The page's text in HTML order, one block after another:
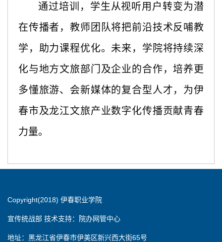
通过培训，学生从视听用户 转变为潜
在传播者，教师团队将把前沿技术反哺教
学，助力课程优化。未来，学院将持续深
化与地方文旅部门及企业的合作，培养更
多懂旅游、会新媒体的复合型人才，为伊
春市及龙江文旅产业数字化传播贡献青春
力量。
Copyright(2018) 伊春职业学院
宣传统战部 技术支持：院办网管中心
地址：黑龙江省伊春市伊美区新兴西大街65号